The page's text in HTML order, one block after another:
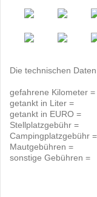
Die technischen
gefahrene Kilometer =
getankt in Liter =
getankt in EURO =
Stellplatzgebühr =
Campingplatzgebühr =
Mautgebühren =
sonstige Gebühren =